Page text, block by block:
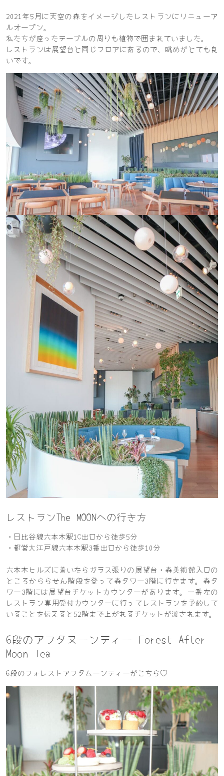
2021年5月に天空の森をイメージしたレストランにリニューア
ルオープン。
私たちが座ったテーブルの周りも植物で囲まれていました。
レストランは展望台と同じフロアにあるので、眺めがとても良
いです。
レストランThe MOONへの行き方
・日比谷線六本木駅1C出口から徒歩5分
・都営大江戸線六本木駅3番出口から徒歩10分
六本木ヒルズに着いたらガラス張りの展望台・森美術館入口の
ところかららせん階段を登って森タワー3階に行きます。森タ
ワー3階には展望台チケットカウンターがあります。一番左の
レストラン専用受付カウンターに行ってレストランを予約して
いることを伝えると52階まで上がれるチケットが渡されます。
6段のアフタヌーンティー Forest After
Moon Tea
6段のフォレストアフタムーンティーがこちら♡